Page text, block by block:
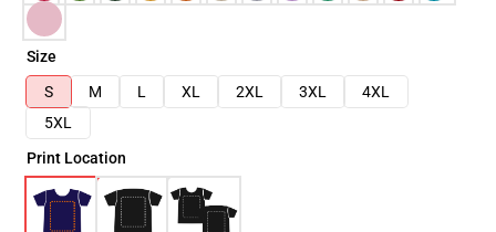
Size
S
M L XL 2XL 3XL
4XL
5XL
Print Location